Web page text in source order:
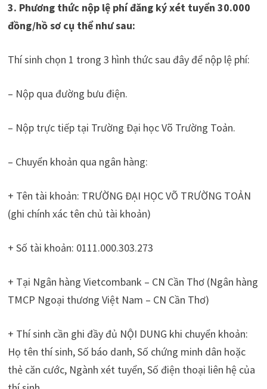
3. Phương thức nộp lệ phí đăng ký xét tuyển 30.000
đồng/hồ sơ cụ thể như sau:
Thí sinh chọn 1 trong 3 hình thức sau đây để nộp lệ phí:
– Nộp qua đường bưu điện.
– Nộp trực tiếp tại Trường Đại học Võ Trường Toản.
– Chuyển khoản qua ngân hàng:
+ Tên tài khoản: TRƯỜNG ĐẠI HỌC VÕ TRƯỜNG TOẢN
(ghi chính xác tên chủ tài khoản)
+ Số tài khoản: 0111.000.303.273
+ Tại Ngân hàng Vietcombank – CN Cần Thơ (Ngân hàng
TMCP Ngoại thương Việt Nam – CN Cần Thơ)
+ Thí sinh cần ghi đầy đủ NỘI DUNG khi chuyển khoản:
Họ tên thí sinh, Số báo danh, Số chứng minh dân hoặc
thẻ căn cước, Ngành xét tuyển, Số điện thoại liên hệ của